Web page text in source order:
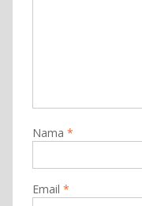
Nama *
Email *